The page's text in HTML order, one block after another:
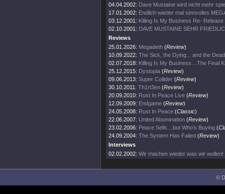
04.04.2002: Dave Mustaine wird nicht mehr
17.01.2002: Endlich wieder mal sinnvolles
03.12.2001: Killing Is My Business Re- Release
02.10.2001: DAVE MUSTAINE SEHR
Reviews
25.01.2026: Megadeth (Review)
10.09.2022: The Sick, the Dying... and the
02.07.2018: Killing Is My Business…The Final
25.12.2015: Dystopia (Review)
09.06.2013: Super Collider (Review)
30.10.2011: Th1rt3en (Review)
20.09.2010: Rust In Peace Live (Review)
12.09.2009: Endgame (Review)
24.05.2008: Rust In Peace (Classic)
22.06.2007: United Abomination (Review)
23.02.2006: Peace Sells…but Who’s Buying (
24.09.2004: The System Has Failed (Review)
Interviews
02.02.2002: Wir machen wieder was wir wollen!
©